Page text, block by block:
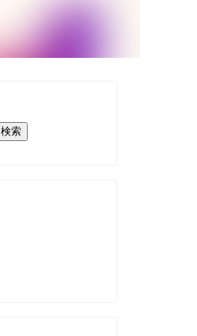
検索